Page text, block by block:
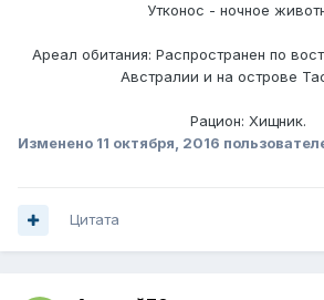
Утконос - ночное
Ареал обитания: Распространен по
Австралии и на острове
Рацион: Хищник.
Изменено 11 октября, 2016
Цитата